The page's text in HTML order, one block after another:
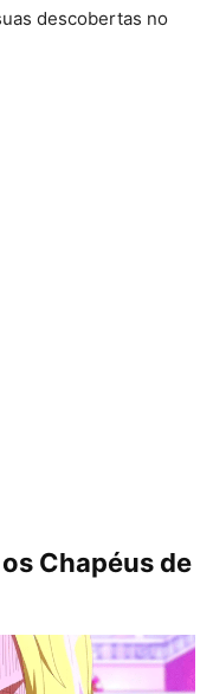
descobertas no
Chapéus de